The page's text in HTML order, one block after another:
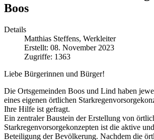
Boos
Details
Matthias Steffens, Werkleiter
Erstellt: 08. November 2023
Zugriffe: 1363
Liebe Bürgerinnen und Bürger!
Die Ortsgemeinden Boos und Lind haben
eines eigenen örtlichen
Ihre Hilfe ist gefragt.
Ein zentraler Baustein der Erstellung von
Starkregenvorsorgekonzepten ist die aktive
Beteiligung der Bevölkerung. Nachdem die